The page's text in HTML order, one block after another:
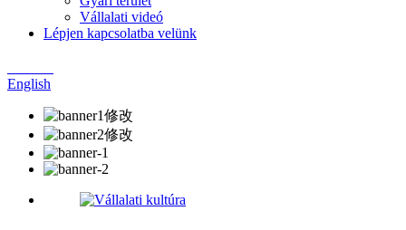
Vállalati videó
Lépjen kapcsolatba velünk
English